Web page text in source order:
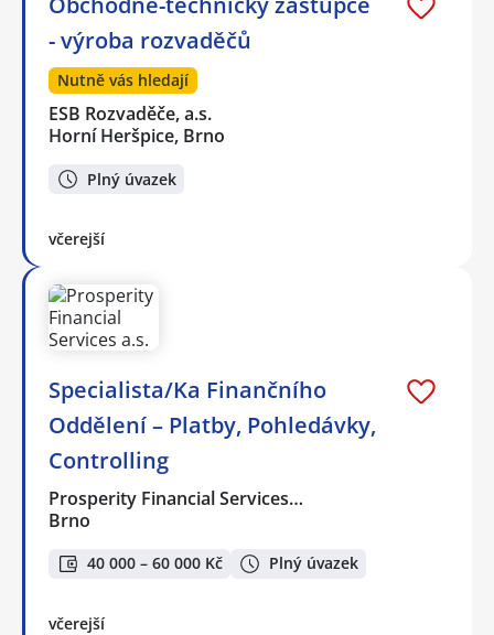
- výroba rozvaděčů
Nutně vás hledají
ESB Rozvaděče, a.s.
Horní Heršpice, Brno
Plný úvazek
včerejší
Specialista/Ka Finančního
Oddělení – Platby, Pohledávky,
Controlling
Prosperity Financial Services…
Brno
40 000 – 60 000 Kč Plný úvazek
včerejší